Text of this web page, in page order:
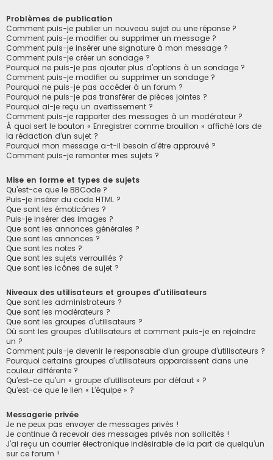
Problèmes de publication
Comment puis-je publier un nouveau sujet ou une réponse ?
Comment puis-je modifier ou supprimer un message ?
Comment puis-je insérer une signature à mon message ?
Comment puis-je créer un sondage ?
Pourquoi ne puis-je pas ajouter plus d’options à un sondage ?
Comment puis-je modifier ou supprimer un sondage ?
Pourquoi ne puis-je pas accéder à un forum ?
Pourquoi ne puis-je pas transférer de pièces jointes ?
Pourquoi ai-je reçu un avertissement ?
Comment puis-je rapporter des messages à un modérateur ?
À quoi sert le bouton « Enregistrer comme brouillon » affiché lors de
la rédaction d’un sujet ?
Pourquoi mon message a-t-il besoin d’être approuvé ?
Comment puis-je remonter mes sujets ?
Mise en forme et types de sujets
Qu’est-ce que le BBCode ?
Puis-je insérer du code HTML ?
Que sont les émoticônes ?
Puis-je insérer des images ?
Que sont les annonces générales ?
Que sont les annonces ?
Que sont les notes ?
Que sont les sujets verrouillés ?
Que sont les icônes de sujet ?
Niveaux des utilisateurs et groupes d’utilisateurs
Que sont les administrateurs ?
Que sont les modérateurs ?
Que sont les groupes d’utilisateurs ?
Où sont les groupes d’utilisateurs et comment puis-je en rejoindre
un ?
Comment puis-je devenir le responsable d’un groupe d’utilisateurs ?
Pourquoi certains groupes d’utilisateurs apparaissent dans une
couleur différente ?
Qu’est-ce qu’un « groupe d’utilisateurs par défaut » ?
Qu’est-ce que le lien « L’équipe » ?
Messagerie privée
Je ne peux pas envoyer de messages privés !
Je continue à recevoir des messages privés non sollicités !
J’ai reçu un courrier électronique indésirable de la part de quelqu’un
sur ce forum !